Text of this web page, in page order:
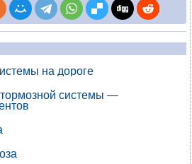
на дороге
тормозной системы —